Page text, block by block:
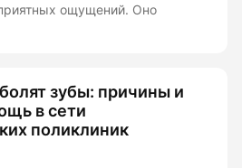
ощущений. Оно
зубы: причины и
в сети
поликлиник